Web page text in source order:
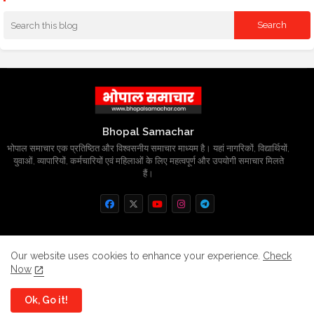
Bhopal Samachar
भोपाल समाचार एक प्रतिष्ठित और विश्वसनीय समाचार माध्यम है। यहां नागरिकों, विद्यार्थियों,
युवाओं, व्यापारियों, कर्मचारियों एवं महिलाओं के लिए महत्वपूर्ण और उपयोगी समाचार मिलते
हैं।
All Right Reserved Copyright
Home About Contact us
Privacy Policy
Our website uses cookies to enhance your experience. Check
Now
Ok, Go it!